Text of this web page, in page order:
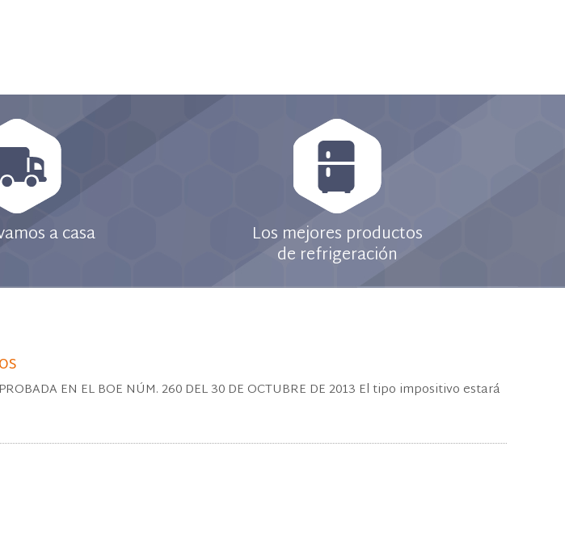
a casa Los mejores productos
de refrigeración
EN EL BOE NÚM. 260 DEL 30 DE OCTUBRE DE 2013 El tipo impositivo estará